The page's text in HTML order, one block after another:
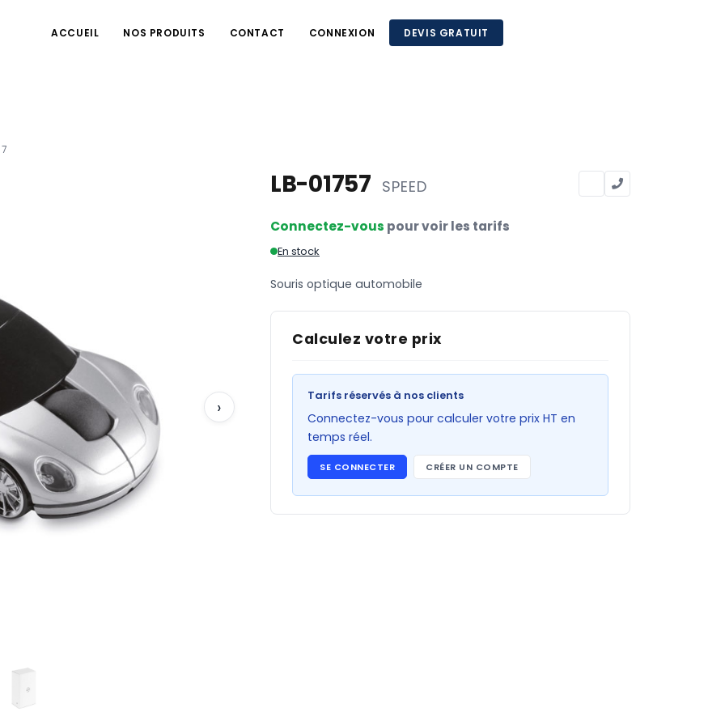
ACCUEIL NOS PRODUITS CONTACT CONNEXION DEVIS GRATUIT
›
LB-01757 SPEED
Connectez-vous pour voir les tarifs
En stock
Souris optique automobile
Calculez votre prix
Tarifs réservés à nos clients
Connectez-vous pour calculer votre prix HT en
temps réel.
SE CONNECTER CRÉER UN COMPTE